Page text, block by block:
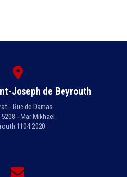
Joseph de Beyrouth
- Rue de Damas
5208 - Mar Mikhaël
1104 2020